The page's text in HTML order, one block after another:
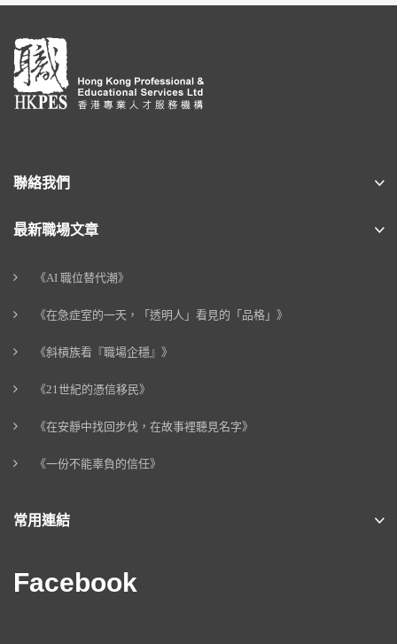
聯絡我們
最新職場文章
《AI 職位替代潮》
《在急症室的一天，「透明人」看見的「品格」》
《斜槓族看『職場企穩』》
《21世紀的憑信移民》
《在安靜中找回步伐，在故事裡聽見名字》
《一份不能辜負的信任》
常用連結
Facebook